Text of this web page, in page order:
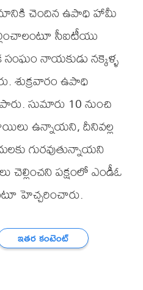
చెందిన ఉపాధి హామీ
సీఐటీయు
నాయకుడు నక్కెళ్ళ
శుక్రవారం ఉపాధి
సుమారు 10 నుంచి
ఉన్నాయని, దీనివల్ల
గురవుతున్నాయని
పక్షంలో ఎండీఓ
హెచ్చరించారు.
ఇతర కంటెంట్